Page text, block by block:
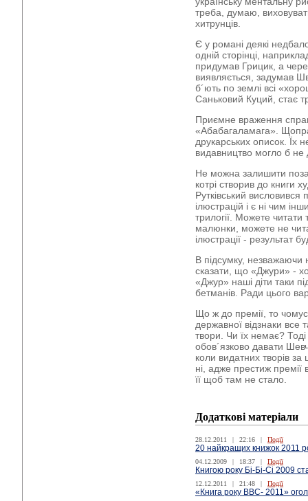
треба, думаю,
хитрунців.
Є у романі деякі
одній сторінці,
придумав Грицик, а
виявляється, задумав
б´ють по землі всі
Саньковий Куций, стає
Приємне враження
«Абабагаламага».
друкарських описок. Їх
видавництво могло б не
Не можна залишити поза
котрі створив до
Рутківський
ілюстрацій і є ні чим
трилогії. Можете читати
малюнки, можете не
ілюстрації - результат
В підсумку,
сказати, що «Джури» -
«Джур» наші діти таки
бетманів. Ради цього
Що ж до премії, то
державної відзнаки все
твори. Чи їх немає?
обов´язково давати
коли видатних творів
ні, адже престиж премії
її щоб там не стало.
Додаткові матеріали
28.12.2011 | 22:16 | Події
20 найкращих книжок 2011
04.12.2009 | 18:37 | Події
Книгою року Бі-Бі-Сі 2009
12.12.2011 | 21:48 | Події
«Книга року BBC- 2011»